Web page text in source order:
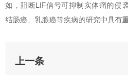
如，阻断LIF信号可抑制实体瘤的侵
结肠癌、乳腺癌等疾病的研究中具有
上一条